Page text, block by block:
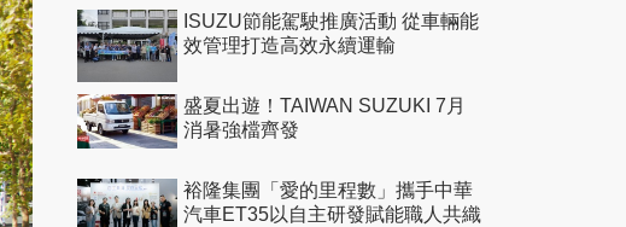
ISUZU節能駕駛推廣活動 從車輛能
效管理打造高效永續運輸
盛夏出遊！TAIWAN SUZUKI 7月
消暑強檔齊發
裕隆集團「愛的里程數」攜手中華
汽車ET35以自主研發賦能職人共織